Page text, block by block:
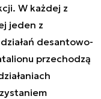
W każdej z
jeden z
desantowo-
przechodzą